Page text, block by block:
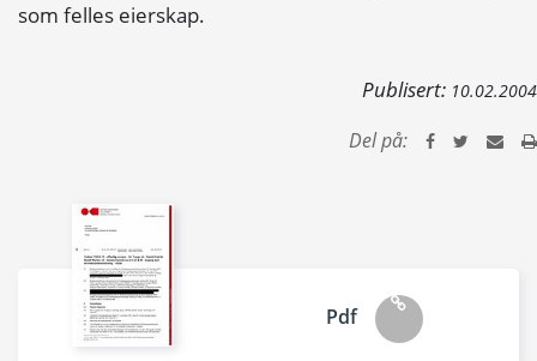
som felles eierskap.
Publisert: 10.02.2004
Del på:
Pdf